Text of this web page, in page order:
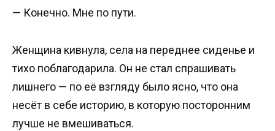
— Конечно. Мне по пути.
Женщина кивнула, села на переднее сиденье и
тихо поблагодарила. Он не стал спрашивать
лишнего — по её взгляду было ясно, что она
несёт в себе историю, в которую посторонним
лучше не вмешиваться.